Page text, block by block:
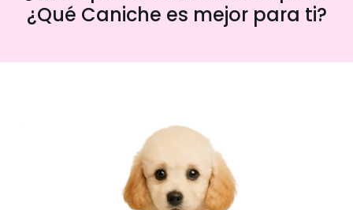
¿Qué Caniche es mejor para ti?